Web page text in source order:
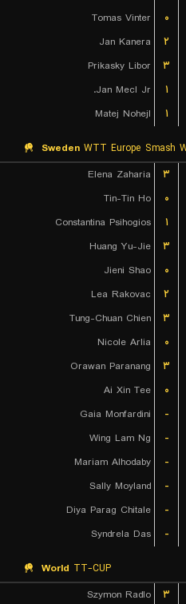
Tomas Vinter
۰
Jan Kanera
۲
Prikasky Libor
۳
Jan Mecl Jr.
۱
Matej Nohejl
۱
Sweden WTT Europe Smash
Elena Zaharia
۳
Tin-Tin Ho
۰
Constantina Psihogios
۱
Huang Yu-Jie
۳
Jieni Shao
۰
Lea Rakovac
۲
Tung-Chuan Chien
۳
Nicole Arlia
۰
Orawan Paranang
۳
Ai Xin Tee
۰
Gaia Monfardini
-
Wing Lam Ng
-
Mariam Alhodaby
-
Sally Moyland
-
Diya Parag Chitale
-
Syndrela Das
-
World TT-CUP
Szymon Radlo
۳